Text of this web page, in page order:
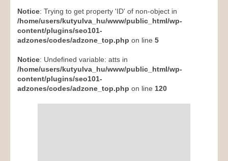
Notice: Trying to get property 'ID' of non-object in
/home/users/kutyulva_hu/www/public_html/wp-
content/plugins/seo101-
adzones/codes/adzone_top.php on line 5
Notice: Undefined variable: atts in
/home/users/kutyulva_hu/www/public_html/wp-
content/plugins/seo101-
adzones/codes/adzone_top.php on line 120